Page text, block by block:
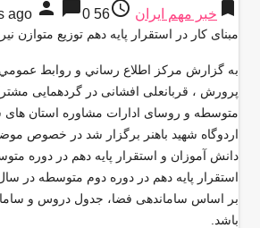
bookmark خبر مهم ایران access_time
56 years ago
person chat_bubble0
مبنای کار در استقرار پایه دهم توزیع متوازن
به گزارش مركز اطلاع رساني و روابط
پرورش ، قربانعلی افشانی در گردهمایی
متوسطه و روسای ادارات مشاوره استان
اردوگاه شهید باهنر برگزار شد در خصوص
دانش آموزان و استقرار پایه دهم در دوره
بر اساس ساماندهی فضا، جدول دروس و
باشد